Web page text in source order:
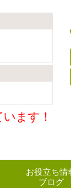
ます！
お役立ち情
ブログ